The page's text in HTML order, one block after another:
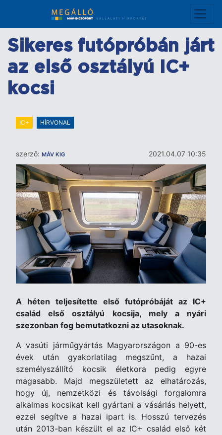
tartalomra
Sikeres futópróbán járt
az első osztályú IC+
kocsi
IC+ HÍRVONAL
2021.04.07 10:35
szerző: MÁV KIG
A héten teljesítette első futópróbáját az IC+
család első osztályú kocsija, mely a nyári
szezonban fog bemutatkozni az utasoknak.
A vasúti járműgyártás Magyarországon a 90-es
évek után gyakorlatilag megszűnt, a hazai
személyszállító kocsik életkora pedig egyre
magasabb. Majd megszületett az elhatározás,
hogy új, nemzetközi és távolsági forgalomra
alkalmas kocsikat kell gyártani a vásárlás helyett,
ezzel segítve a hazai ipart is. Hosszú tervezés
után 2013-ban készült el az IC+ család első két